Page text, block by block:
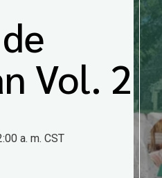
Vol. 2
a. m. CST